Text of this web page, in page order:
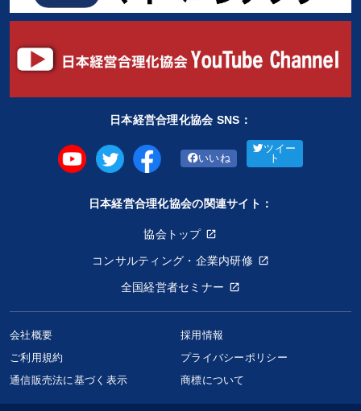
日本経営合理化協会 SNS：
いいね
ツイー
ト
日本経営合理化協会の関連サイト：
協会トップ
コンサルティング・企業内研修
全国経営者セミナー
会社概要
採用情報
ご利用規約
プライバシーポリシー
通信販売法に基づく表示
商標について